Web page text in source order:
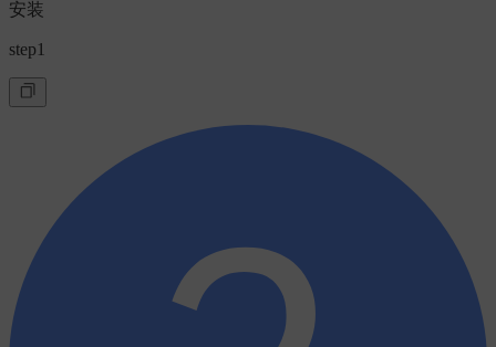
安装
step1